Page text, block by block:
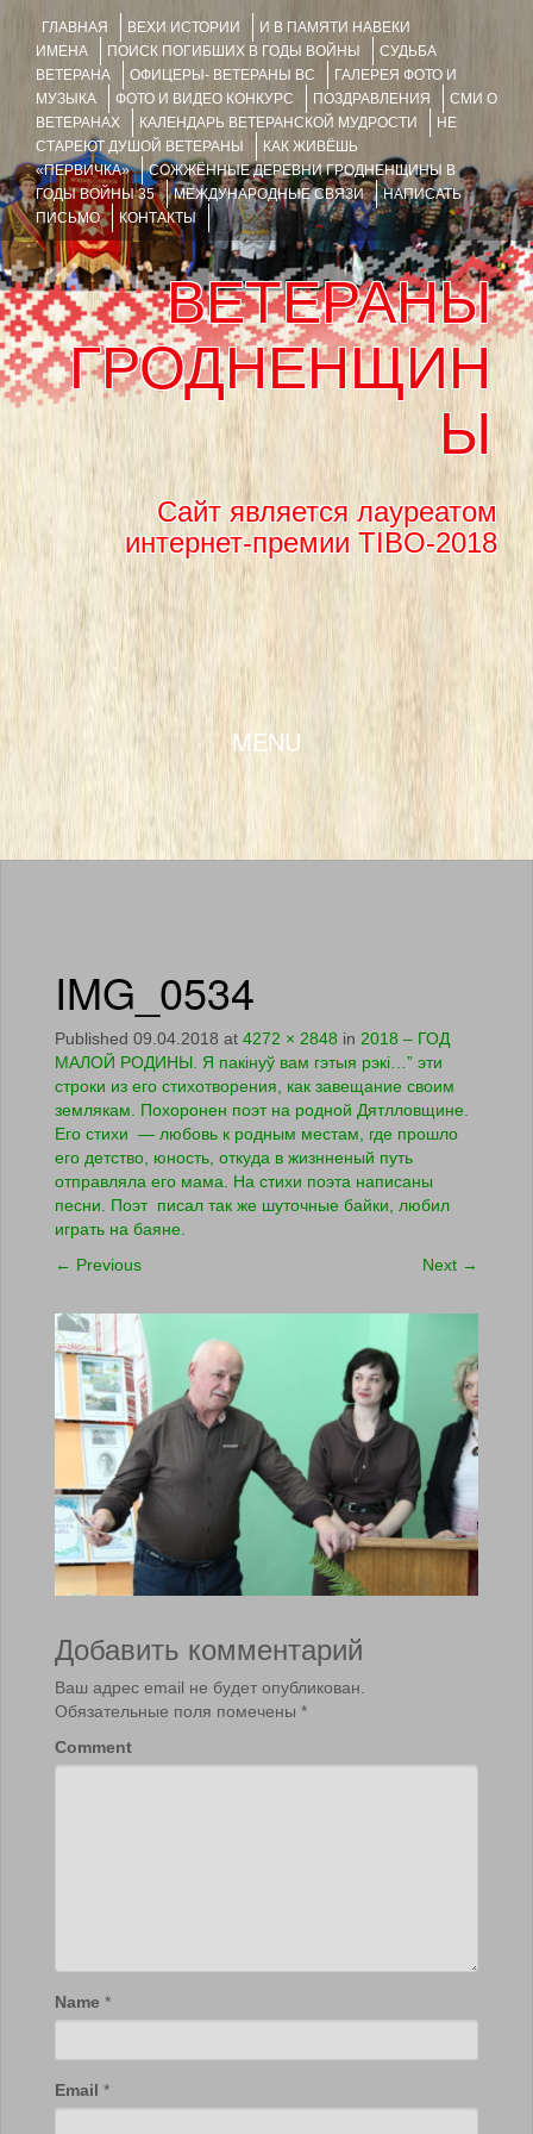
ГЛАВНАЯ ВЕХИ ИСТОРИИ
И В ПАМЯТИ НАВЕКИ
ИМЕНА
ПОИСК ПОГИБШИХ В ГОДЫ ВОЙНЫ
СУДЬБА
ВЕТЕРАНА
ОФИЦЕРЫ- ВЕТЕРАНЫ ВС
ГАЛЕРЕЯ ФОТО И
МУЗЫКА
ФОТО И ВИДЕО КОНКУРС ПОЗДРАВЛЕНИЯ
СМИ О
ВЕТЕРАНАХ
КАЛЕНДАРЬ ВЕТЕРАНСКОЙ МУДРОСТИ
НЕ
СТАРЕЮТ ДУШОЙ ВЕТЕРАНЫ
КАК ЖИВЁШЬ
«ПЕРВИЧКА»
СОЖЖЁННЫЕ ДЕРЕВНИ ГРОДНЕНЩИНЫ В
ГОДЫ ВОЙНЫ 35
МЕЖДУНАРОДНЫЕ СВЯЗИ
НАПИСАТЬ
ПИСЬМО
КОНТАКТЫ
ВЕТЕРАНЫ
ГРОДНЕНЩИН
Ы
Сайт является лауреатом
интернет-премии TIBO-2018
MENU
SKIP TO CONTENT
IMG_0534
Published 09.04.2018 at 4272 × 2848 in 2018 – ГОД
МАЛОЙ РОДИНЫ. Я пакінуў вам гэтыя рэкі…” эти
строки из его стихотворения, как завещание своим
землякам. Похоронен поэт на родной Дятлловщине.
Его стихи — любовь к родным местам, где прошло
его детство, юность, откуда в жизнненый путь
отправляла его мама. На стихи поэта написаны
песни. Поэт писал так же шуточные байки, любил
играть на баяне.
← Previous Next →
Добавить комментарий
Ваш адрес email не будет опубликован.
Обязательные поля помечены *
Comment
Name *
Email *